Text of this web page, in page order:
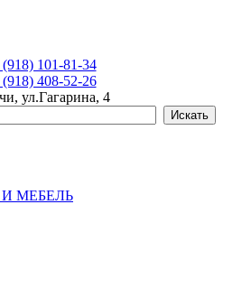
101-81-34
408-52-26
ул.Гагарина, 4
МЕБЕЛЬ